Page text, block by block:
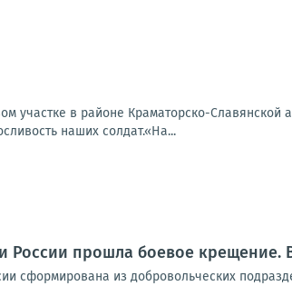
в районе Краматорско-Славянской
наших солдат.«На...
России прошла боевое крещение.
сформирована из добровольческих